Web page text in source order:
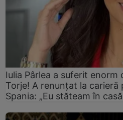
Iulia Pârlea a suferit enorm
Torje! A renunțat la carieră
Spania: „Eu stăteam în